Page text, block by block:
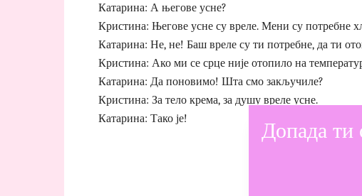
Катарина: А његове усне?
Кристина: Његове усне су вреле. Мени су потребне
Катарина: Не, не! Баш вреле су ти потребне, да ти
Кристина: Ако ми се срце није отопило на
Катарина: Да поновимо! Шта смо закључиле?
Кристина: За тело крема, за душу вреле усне.
Катарина: Тако је!
Допада